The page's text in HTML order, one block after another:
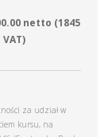
netto (1845
VAT)
za udział w
kursu, na